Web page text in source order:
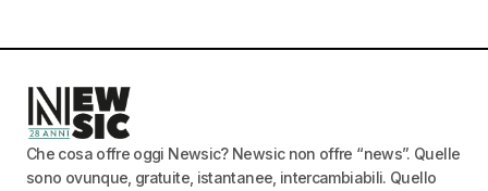
Che cosa offre oggi Newsic? Newsic non offre “news”. Quelle
sono ovunque, gratuite, istantanee, intercambiabili. Quello